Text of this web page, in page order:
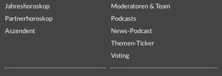
Jahreshoroskop
Partnerhoroskop
Aszendent
Moderatoren & Team
Podcasts
News-Podcast
Themen-Ticker
Voting